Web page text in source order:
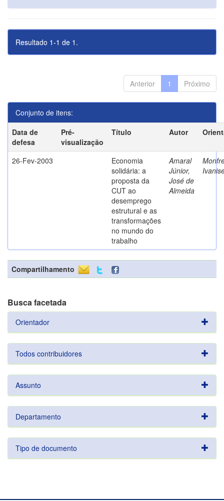
Resultado 1-1 de 1.
Anterior 1 Próximo
Conjunto de itens:
Data de
defesa
Pré-
visualização
Título Autor
26-Fev-2003
Economia
solidária: a
proposta da
CUT ao
desemprego
estrutural e as
transformações
no mundo do
trabalho
Amaral
Júnior,
José de
Almeida
Compartilhamento
Busca facetada
Orientador
Todos contribuidores
Assunto
Departamento
Tipo de documento